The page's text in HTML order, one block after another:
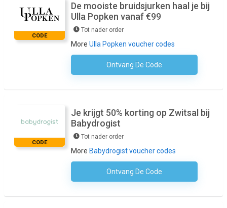
CODE
De mooiste bruidsjurken haal je bij
Ulla Popken vanaf €99
Tot nader order
More Ulla Popken voucher codes
Ontvang De CodeGeen Code Nodig
CODE
Je krijgt 50% korting op Zwitsal bij
Babydrogist
Tot nader order
More Babydrogist voucher codes
Ontvang De CodeGeen Code Nodig